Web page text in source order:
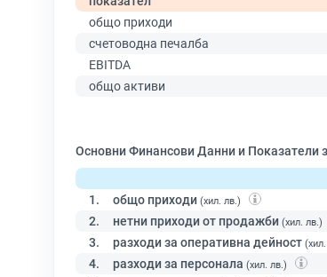
общо приходи
счетоводна печалба
EBITDA
общо активи
Основни Финансови Данни и
1.
общо приходи (хил. лв.)
2. нетни приходи от продажби (хил. лв.)
3. разходи за оперативна дейност
4. разходи за персонала (хил. лв.)